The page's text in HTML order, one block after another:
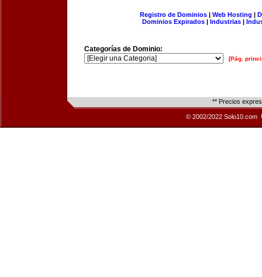
Registro de Dominios| Web Hosting |
Dominios Expirados | Industrias |
Categorías de Dominio:
[Pág.
** Precios
© 2002/2022 Solo10.com